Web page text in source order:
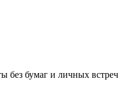
без бумаг и личных встреч